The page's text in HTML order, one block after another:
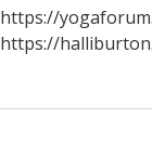
https://
https://